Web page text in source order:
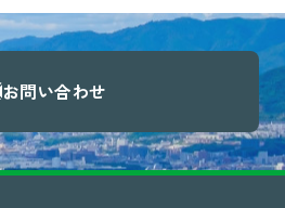
お問い合わせ